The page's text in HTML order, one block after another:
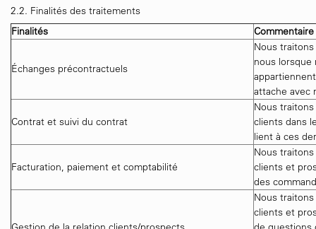
2.2. Finalités des traitements
Finalités
Commentaire
Échanges précontractuels
Nous
nous lorsque
attache avec
Contrat et suivi du contrat
Nous
clients dans
lient à ces
Facturation, paiement et comptabilité
Nous
clients et
des
Nous
clients et